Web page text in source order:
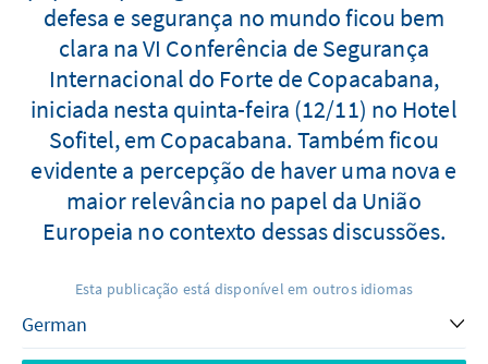
defesa e segurança no mundo ficou bem
clara na VI Conferência de Segurança
Internacional do Forte de Copacabana,
iniciada nesta quinta-feira (12/11) no Hotel
Sofitel, em Copacabana. Também ficou
evidente a percepção de haver uma nova e
maior relevância no papel da União
Europeia no contexto dessas discussões.
Esta publicação está disponível em outros idiomas